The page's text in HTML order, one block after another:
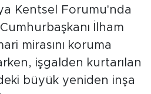
Bakü'de kapılarını
Kentsel Forumu'nda
İlham
mirasını koruma
işgalden kurtarılan